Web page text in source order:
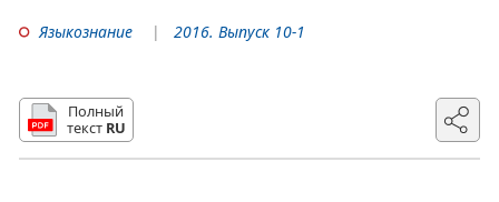
Языкознание 2016. Выпуск 10-1
Полный
текст RU